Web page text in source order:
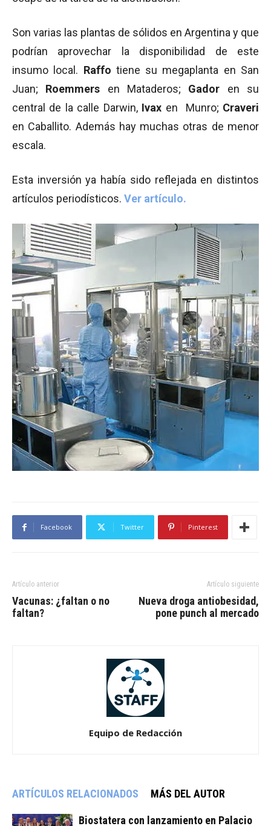
Son varias las plantas de sólidos en Argentina y que
podrían aprovechar la disponibilidad de este
insumo local. Raffo tiene su megaplanta en San
Juan; Roemmers en Mataderos; Gador en su
central de la calle Darwin, Ivax en Munro; Craveri
en Caballito. Además hay muchas otras de menor
escala.
Esta inversión ya había sido reflejada en distintos
artículos periodísticos. Ver artículo.
Facebook Twitter Pinterest
Artículo anterior
Vacunas: ¿faltan o no
faltan?
Artículo siguiente
Nueva droga antiobesidad,
pone punch al mercado
Equipo de Redacción
ARTÍCULOS RELACIONADOS MÁS DEL AUTOR
Biostatera con lanzamiento en Palacio